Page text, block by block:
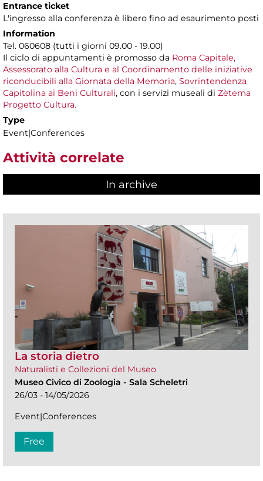
Entrance ticket
L'ingresso alla conferenza è libero fino ad esaurimento posti
Information
Tel. 060608 (tutti i giorni 09.00 - 19.00)
Il ciclo di appuntamenti è promosso da Roma Capitale,
Assessorato alla Cultura e al Coordinamento delle iniziative
riconducibili alla Giornata della Memoria, Sovrintendenza
Capitolina ai Beni Culturali, con i servizi museali di Zètema
Progetto Cultura.
Type
Event|Conferences
Attività correlate
In archive
La storia dietro
Naturalisti e Collezioni del Museo
Museo Civico di Zoologia - Sala Scheletri
26/03 - 14/05/2026
Event|Conferences
Free